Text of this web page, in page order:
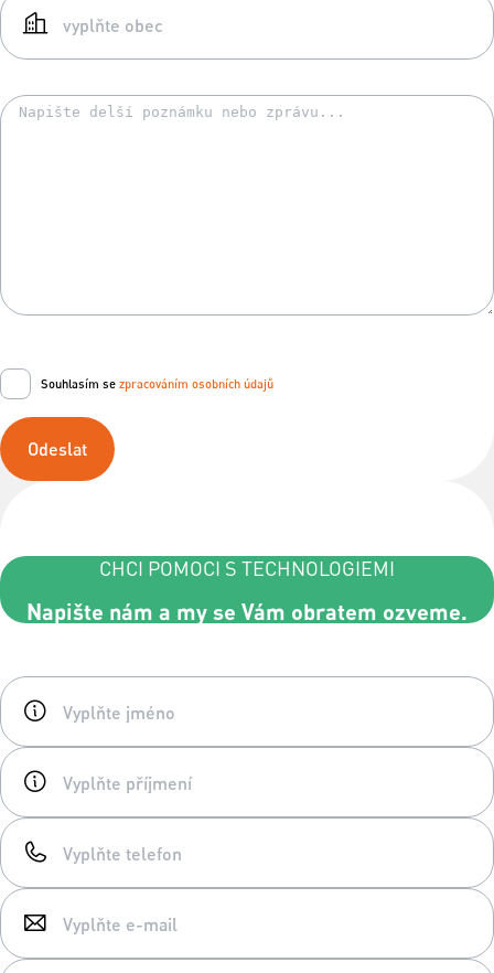
Souhlasím se zpracováním osobních údajů
Odeslat
CHCI POMOCI S TECHNOLOGIEMI
Napište nám a my se Vám obratem ozveme.